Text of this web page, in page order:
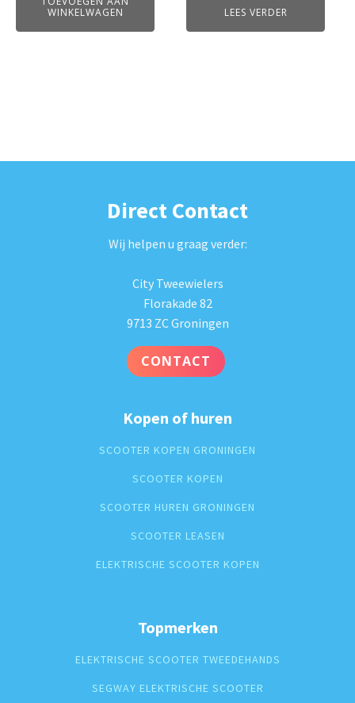
WINKELWAGEN
LEES VERDER
Direct Contact
Wij helpen u graag verder:
City Tweewielers
Florakade 82
9713 ZC Groningen
CONTACT
Kopen of huren
SCOOTER KOPEN GRONINGEN
SCOOTER KOPEN
SCOOTER HUREN GRONINGEN
SCOOTER LEASEN
ELEKTRISCHE SCOOTER KOPEN
Topmerken
ELEKTRISCHE SCOOTER TWEEDEHANDS
SEGWAY ELEKTRISCHE SCOOTER